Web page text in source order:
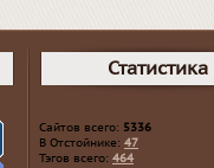
Статистика
Сайтов всего: 5336
В Отстойнике: 47
Тэгов всего: 464